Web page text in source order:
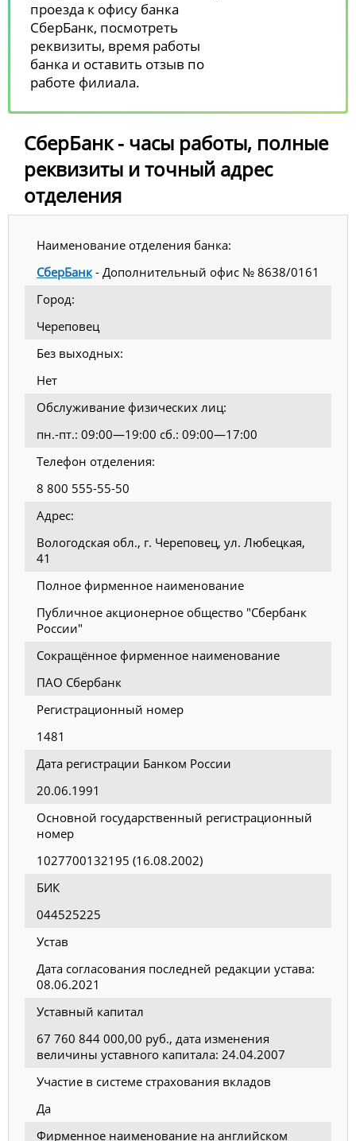
проезда к офису банка
СберБанк, посмотреть
реквизиты, время работы
банка и оставить отзыв по
работе филиала.
СберБанк - часы работы, полные
реквизиты и точный адрес
отделения
Наименование отделения банка:
СберБанк - Дополнительный офис № 8638/0161
Город:
Череповец
Без выходных:
Нет
Обслуживание физических лиц:
пн.-пт.: 09:00—19:00 сб.: 09:00—17:00
Телефон отделения:
8 800 555-55-50
Адрес:
Вологодская обл., г. Череповец, ул. Любецкая,
41
Полное фирменное наименование
Публичное акционерное общество "Сбербанк
России"
Сокращённое фирменное наименование
ПАО Сбербанк
Регистрационный номер
1481
Дата регистрации Банком России
20.06.1991
Основной государственный регистрационный
номер
1027700132195 (16.08.2002)
БИК
044525225
Устав
Дата согласования последней редакции устава:
08.06.2021
Уставный капитал
67 760 844 000,00 руб., дата изменения
величины уставного капитала: 24.04.2007
Участие в системе страхования вкладов
Да
Фирменное наименование на английском